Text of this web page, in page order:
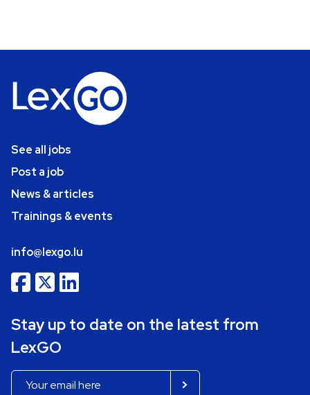
See all jobs
Post a job
News & articles
Trainings & events
info@lexgo.lu
Stay up to date on the latest from
LexGO